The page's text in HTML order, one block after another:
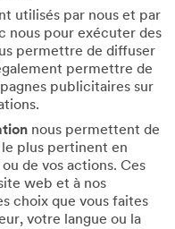
utilisés par nous et par
nous pour exécuter des
permettre de diffuser
permettre de
publicitaires sur
nous permettent de
plus pertinent en
de vos actions. Ces
web et à nos
choix que vous faites
votre langue ou la